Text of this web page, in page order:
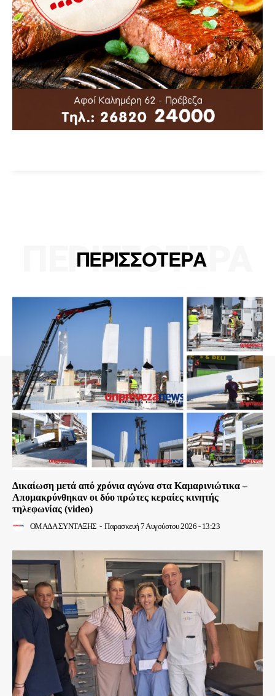
ΠΕΡΙΣΣΟΤΕΡΑ
ΠΕΡΙΣΣΟΤΕΡΑ
Δικαίωση μετά από χρόνια αγώνα στα Καμαρινιώτικα –
Απομακρύνθηκαν οι δύο πρώτες κεραίες κινητής
τηλεφωνίας (video)
ΟΜΑΔΑ ΣΥΝΤΑΞΗΣ - Παρασκευή 7 Αυγούστου 2026 - 13:23